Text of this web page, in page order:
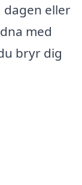
eller
med
bryr dig